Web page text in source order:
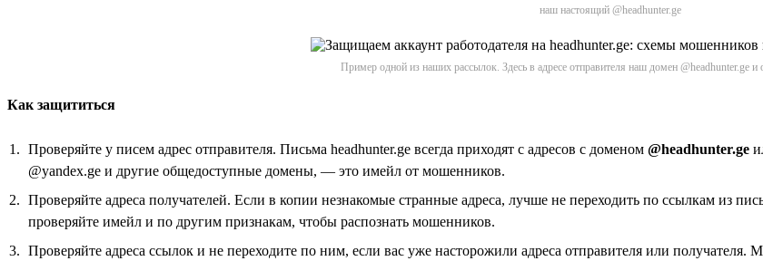
наш настоящий @headhunter.ge
Пример одной из наших рассылок. Здесь в адресе отправителя наш домен @headhunter.ge и
Как защититься
Проверяйте у писем адрес отправителя. Письма headhunter.ge всегда приходят с адресов с доменом @headhunter.ge
@yandex.ge и другие общедоступные домены, — это имейл от мошенников.
Проверяйте адреса получателей. Если в копии незнакомые странные адреса, лучше не переходить по ссылкам из
проверяйте имейл и по другим признакам, чтобы распознать мошенников.
Проверяйте адреса ссылок и не переходите по ним, если вас уже насторожили адреса отправителя или